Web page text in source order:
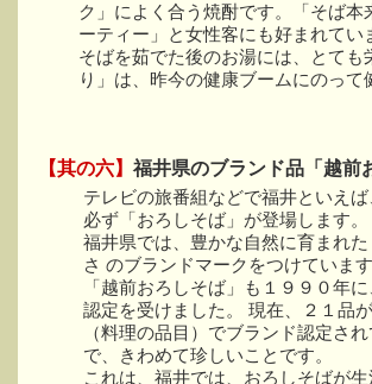
ク」によく合う焼酎です。「そば
ーティー」と女性客にも好まれてい
そばを茹でた後のお湯には、とて
り」は、昨今の健康ブームにのっ
【其の六】 福井県のブランド品「越前
テレビの旅番組などで福井といえ
必ず「おろしそば」が登場します。
福井県では、豊かな自然に育まれ
さ のブランドマークをつけています
「越前おろしそば」も１９９０年
認定を受けました。 現在、２１品
（料理の品目）でブランド認定さ
で、きわめて珍しいことです。
これは、福井では、おろしそばが